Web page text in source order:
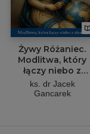
Żywy Różaniec.
Modlitwa, który
łączy niebo z
ziemią
ks. dr Jacek
Gancarek